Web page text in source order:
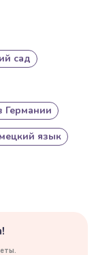
сад
Германии
язык